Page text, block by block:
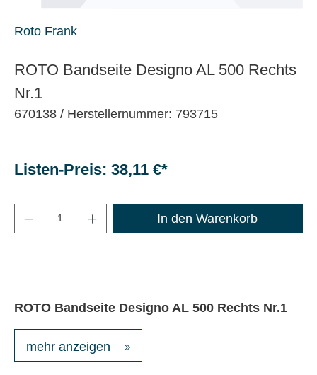
Roto Frank
ROTO Bandseite Designo AL 500 Rechts
Nr.1
670138 / Herstellernummer: 793715
Listen-Preis: 38,11 €*
Maximale Bestellmenge: 1200
In den Warenkorb
ROTO Bandseite Designo AL 500 Rechts Nr.1
mehr anzeigen